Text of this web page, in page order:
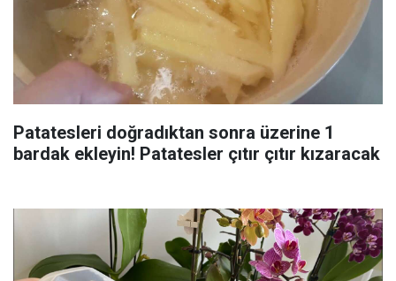
Patatesleri doğradıktan sonra üzerine 1
bardak ekleyin! Patatesler çıtır çıtır kızaracak